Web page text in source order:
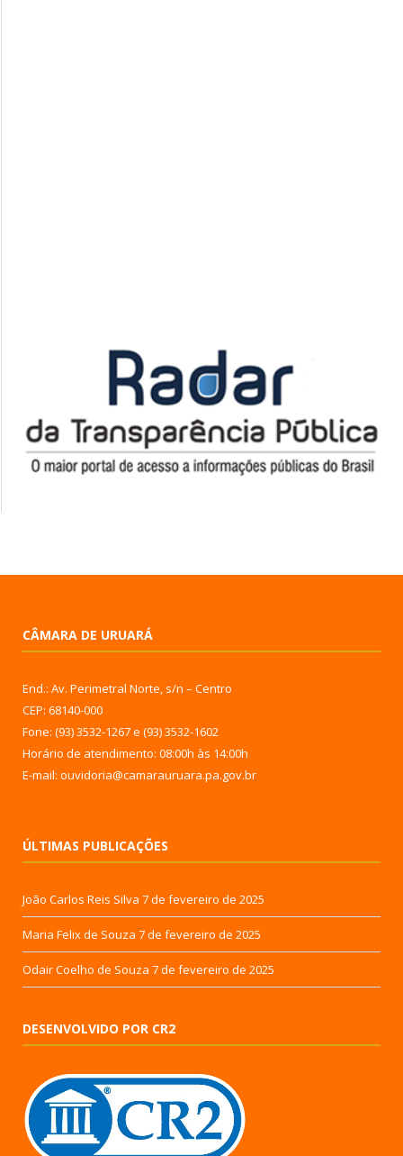
CÂMARA DE URUARÁ
End.: Av. Perimetral Norte, s/n – Centro
CEP: 68140-000
Fone: (93) 3532-1267 e (93) 3532-1602
Horário de atendimento: 08:00h às 14:00h
E-mail: ouvidoria@camarauruara.pa.gov.br
ÚLTIMAS PUBLICAÇÕES
João Carlos Reis Silva 7 de fevereiro de 2025
Maria Felix de Souza 7 de fevereiro de 2025
Odair Coelho de Souza 7 de fevereiro de 2025
DESENVOLVIDO POR CR2